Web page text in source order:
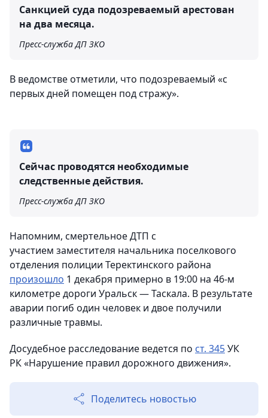
Санкцией суда подозреваемый арестован
на два месяца.
Пресс-служба ДП ЗКО
В ведомстве отметили, что подозреваемый «с
первых дней помещен под стражу».
Сейчас проводятся необходимые
следственные действия.
Пресс-служба ДП ЗКО
Напомним, смертельное ДТП с
участием заместителя начальника поселкового
отделения полиции Теректинского района
произошло 1 декабря примерно в 19:00 на 46-м
километре дороги Уральск — Таскала. В результате
аварии погиб один человек и двое получили
различные травмы.
Досудебное расследование ведется по ст. 345УК
РК «Нарушение правил дорожного движения».
Поделитесь новостью